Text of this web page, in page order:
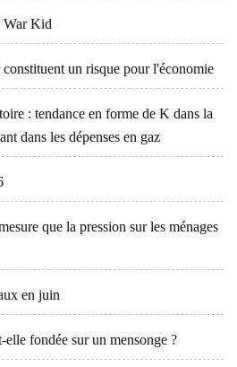
War Kid
un risque pour l'économie
: tendance en forme de K dans la
dans les dépenses en gaz
que la pression sur les ménages
en juin
elle fondée sur un mensonge ?